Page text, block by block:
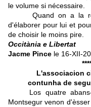
le volume si nécessaire.
Quand on a la
d'élaborer pour lui et
de choisir le moins pire.
Occitània e Libertat
Jacme Pince le 16-XII-
L'associacion
contunha de
Los quatre abans-
Montsegur venon